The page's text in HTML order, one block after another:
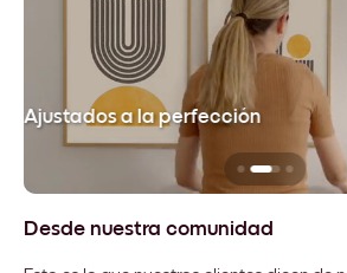
Ajustados a la perfección
Desde nuestra comunidad